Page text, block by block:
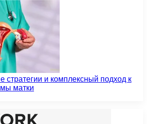
стратегии и комплексный подход к
матки